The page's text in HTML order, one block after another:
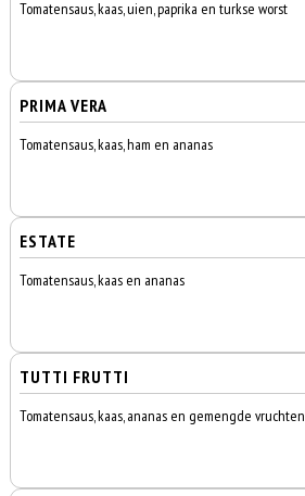
Tomatensaus, kaas, uien, paprika en turkse worst
PRIMA VERA
Tomatensaus, kaas, ham en ananas
ESTATE
Tomatensaus, kaas en ananas
TUTTI FRUTTI
Tomatensaus, kaas, ananas en gemengde vruchten